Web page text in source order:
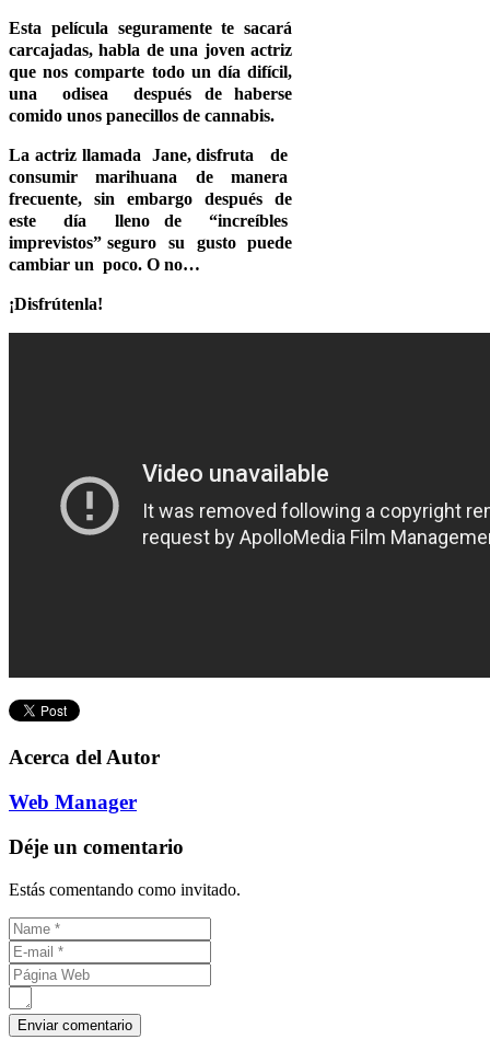
Esta película seguramente te sacará
carcajadas, habla de una joven actriz
que nos comparte todo un día difícil,
una odisea después de haberse
comido unos panecillos de cannabis.
La actriz llamada Jane, disfruta de
consumir marihuana de manera
frecuente, sin embargo después de
este día lleno de “increíbles
imprevistos” seguro su gusto puede
cambiar un poco. O no…
¡Disfrútenla!
Acerca del Autor
Web Manager
Déje un comentario
Estás comentando como invitado.